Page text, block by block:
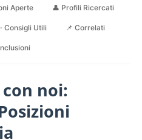
Aperte 👤 Profili Ricercati
Consigli Utili 📌 Correlati
noi: